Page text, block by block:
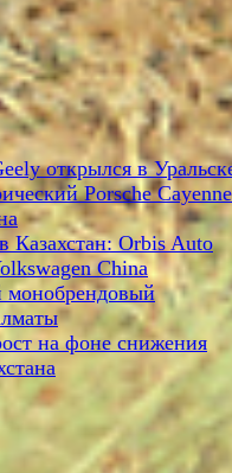
открылся в
Porsche Cayenne
Казахстан: Orbis Auto
China
на фоне снижения